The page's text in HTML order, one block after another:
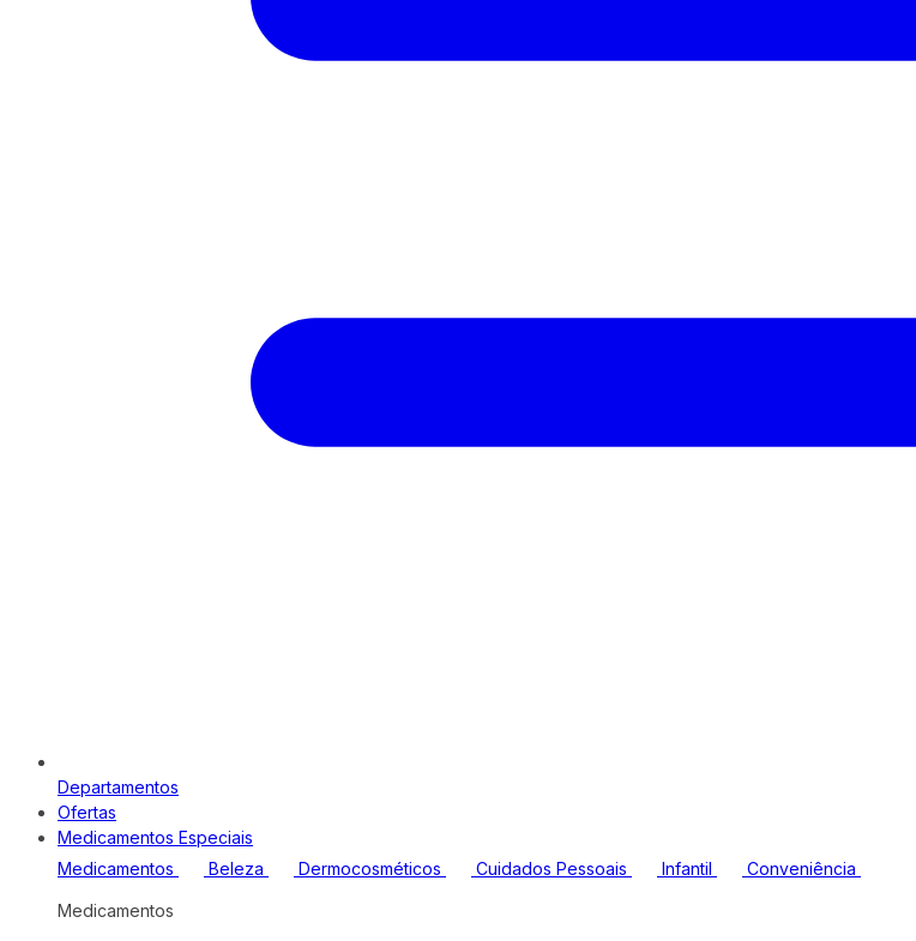
Departamentos
Ofertas
Medicamentos Especiais
Medicamentos
Beleza Dermocosméticos Cuidados Pessoais Infantil Conveniência
Medicamentos